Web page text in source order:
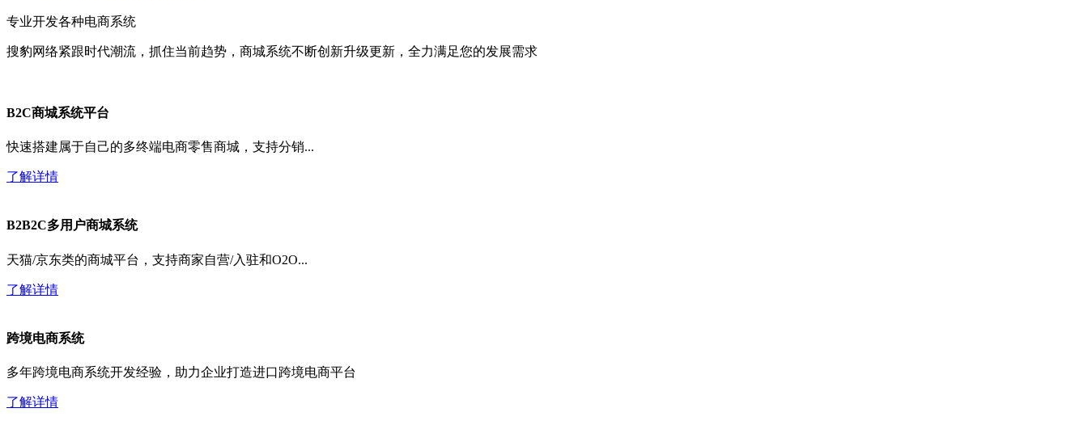
专业开发各种电商系统
搜豹网络紧跟时代潮流，抓住当前趋势，商城系统不断创新升级更新，全力满足您的发展需求
B2C商城系统平台
快速搭建属于自己的多终端电商零售商城，支持分销...
了解详情
B2B2C多用户商城系统
天猫/京东类的商城平台，支持商家自营/入驻和O2O...
了解详情
跨境电商系统
多年跨境电商系统开发经验，助力企业打造进口跨境电商平台
了解详情